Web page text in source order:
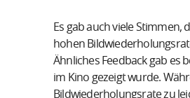
Es gab auch viele
hohen
Ähnliches Feedback gab es
im Kino gezeigt wurde.
Bildwiederholungsrate zu